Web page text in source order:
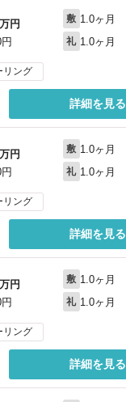
円
敷 1.0ヶ月
礼 1.0ヶ月
リング
詳細を見る
円
敷 1.0ヶ月
礼 1.0ヶ月
リング
詳細を見る
円
敷 1.0ヶ月
礼 1.0ヶ月
リング
詳細を見る